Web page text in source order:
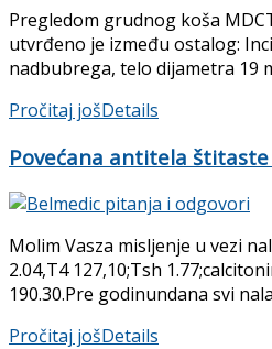
Pregledom grudnog koša
utvrđeno je između ostalog:
nadbubrega, telo dijametra 19
Pročitaj jošDetails
Povećana antitela
Molim Vasza misljenje u vezi
2.04,T4 127,10;Tsh
190.30.Pre godinundana svi
Pročitaj jošDetails